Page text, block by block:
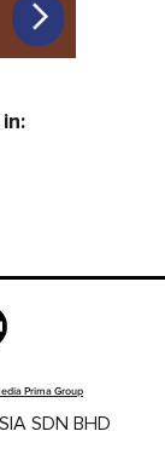
Prima Group
SDN BHD